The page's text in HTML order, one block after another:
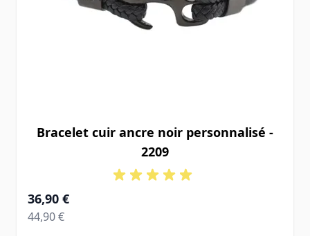
Bracelet cuir ancre noir personnalisé -
2209
À partir de
36,90 €
Prix normal
44,90 €